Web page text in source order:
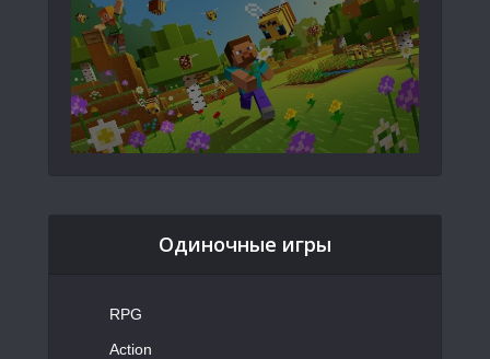
Одиночные игры
RPG
Action